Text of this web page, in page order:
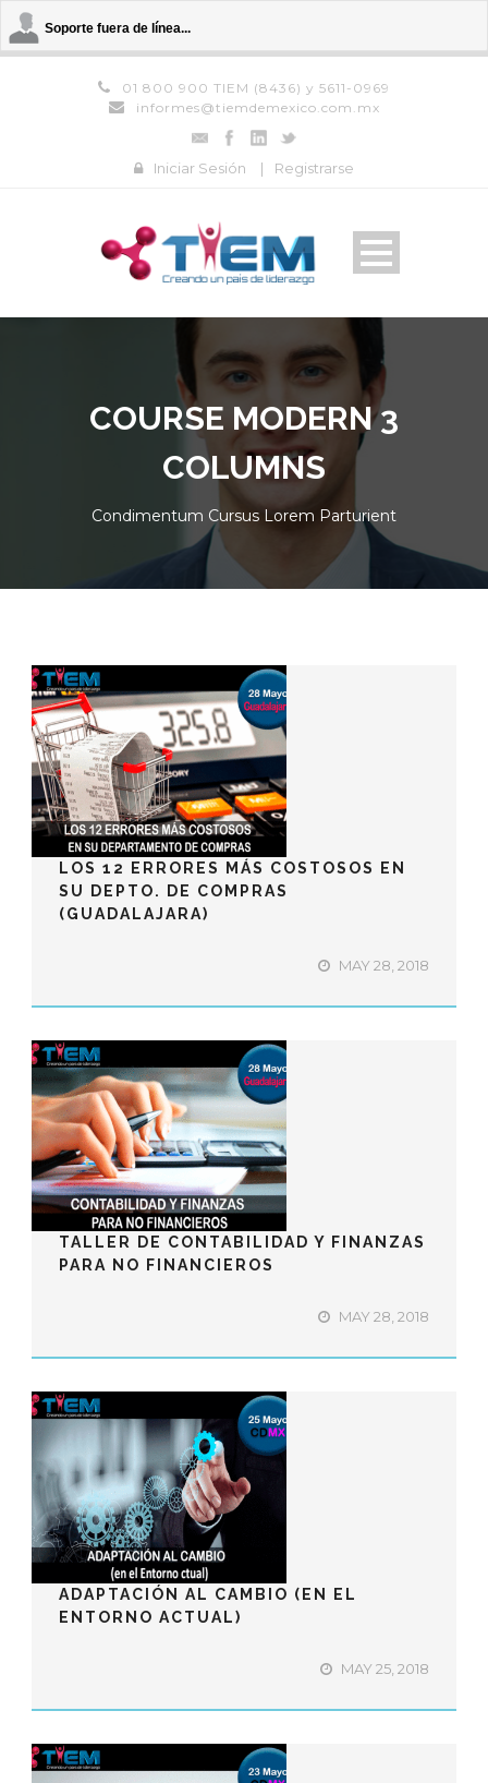
Soporte fuera de línea...
01 800 900 TIEM (8436) y 5611-0969
informes@tiemdemexico.com.mx
Iniciar Sesión | Registrarse
COURSE MODERN 3
COLUMNS
Condimentum Cursus Lorem Parturient
LOS 12 ERRORES MÁS COSTOSOS EN
SU DEPTO. DE COMPRAS
(GUADALAJARA)
MAY 28, 2018
TALLER DE CONTABILIDAD Y FINANZAS
PARA NO FINANCIEROS
MAY 28, 2018
ADAPTACIÓN AL CAMBIO (EN EL
ENTORNO ACTUAL)
MAY 25, 2018